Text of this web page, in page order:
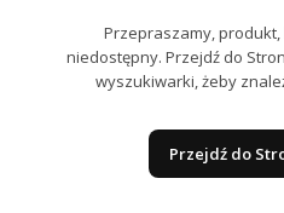
Przepraszamy,
niedostępny. Przejdź do
wyszukiwarki, żeby
Przejdź do